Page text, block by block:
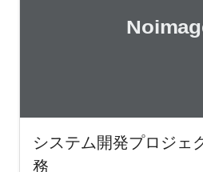
システム開発プロジェ
務